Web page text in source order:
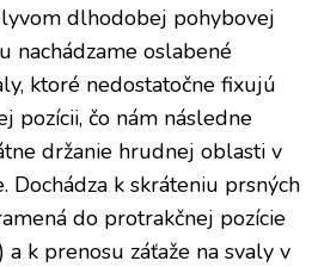
dlhodobej pohybovej
nachádzame oslabené
ktoré nedostatočne fixujú
pozícii, čo nám následne
držanie hrudnej oblasti v
Dochádza k skráteniu prsných
do protrakčnej pozície
k prenosu záťaže na svaly v